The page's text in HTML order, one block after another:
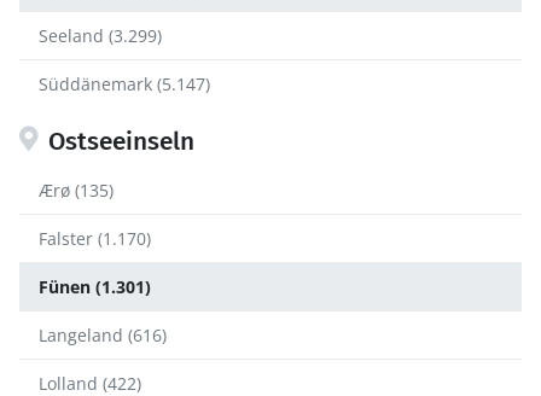
Seeland (3.299)
Süddänemark (5.147)
Ostseeinseln
Ærø (135)
Falster (1.170)
Fünen (1.301)
Langeland (616)
Lolland (422)